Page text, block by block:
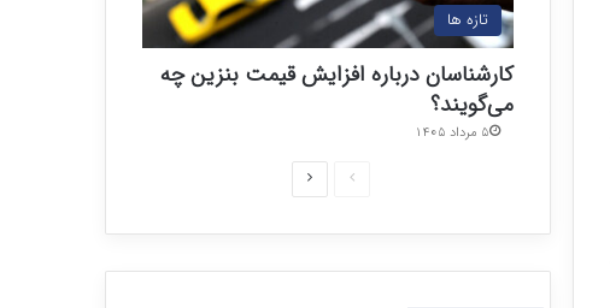
تازه ها
کارشناسان درباره افزایش قیمت بنزین چه
می‌گویند؟
۵ مرداد ۱۴۰۵